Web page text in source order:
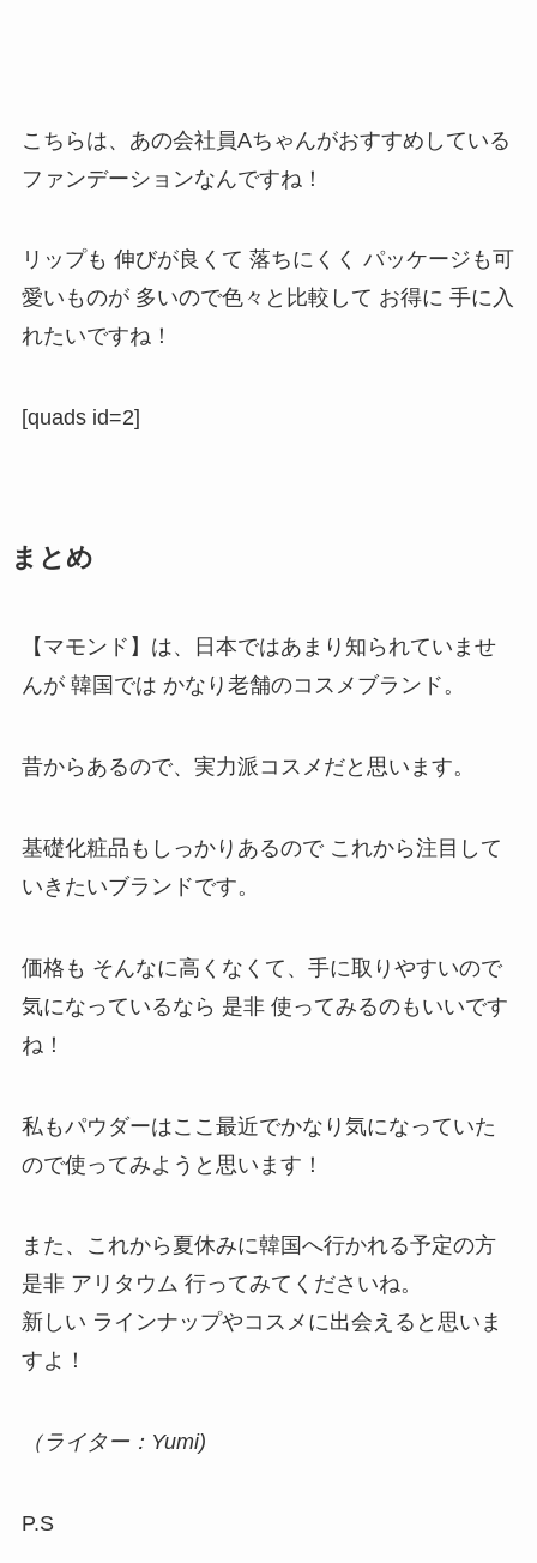
こちらは、あの会社員Aちゃんがおすすめしている
ファンデーションなんですね！
リップも 伸びが良くて 落ちにくく パッケージも可
愛いものが 多いので色々と比較して お得に 手に入
れたいですね！
[quads id=2]
まとめ
【マモンド】は、日本ではあまり知られていませ
んが 韓国では かなり老舗のコスメブランド。
昔からあるので、実力派コスメだと思います。
基礎化粧品もしっかりあるので これから注目して
いきたいブランドです。
価格も そんなに高くなくて、手に取りやすいので
気になっているなら 是非 使ってみるのもいいです
ね！
私もパウダーはここ最近でかなり気になっていた
ので使ってみようと思います！
また、これから夏休みに韓国へ行かれる予定の方
是非 アリタウム 行ってみてくださいね。
新しい ラインナップやコスメに出会えると思いま
すよ！
（ライター：Yumi)
P.S